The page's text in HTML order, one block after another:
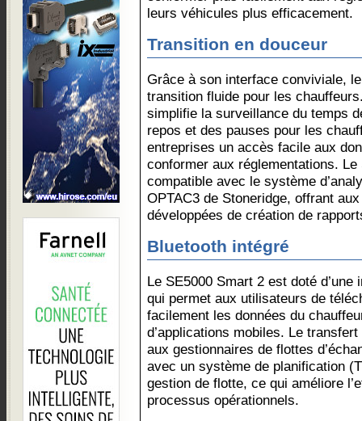
leurs véhicules plus efficacement.
Transition en douceur
Grâce à son interface conviviale,
transition fluide pour les
simplifie la surveillance du temps
repos et des pauses pour les
entreprises un accès facile aux
conformer aux réglementations.
compatible avec le système
OPTAC3 de Stoneridge, offrant
développées de création de
Bluetooth intégré
Le SE5000 Smart 2 est doté
qui permet aux utilisateurs de
facilement les données du
d’applications mobiles. Le
aux gestionnaires de flottes
avec un système de planification
gestion de flotte, ce qui améliore
processus opérationnels.